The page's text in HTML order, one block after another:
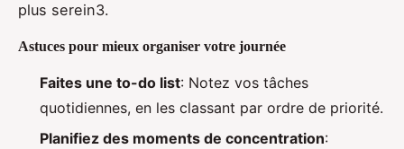
plus serein3.
Astuces pour mieux organiser votre journée
Faites une to-do list: Notez vos tâches
quotidiennes, en les classant par ordre de priorité.
Planifiez des moments de concentration: